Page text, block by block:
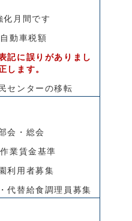
化月間です
動車税額
記に誤りがありまし
します。
センターの移転
会・総会
業賃金基準
利用者募集
代替給食調理員募集